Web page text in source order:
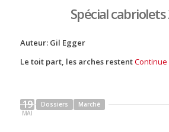
Spécial cabriolets
Auteur: Gil Egger
Le toit part, les arches restentContinue
19
MAI
Dossiers Marché